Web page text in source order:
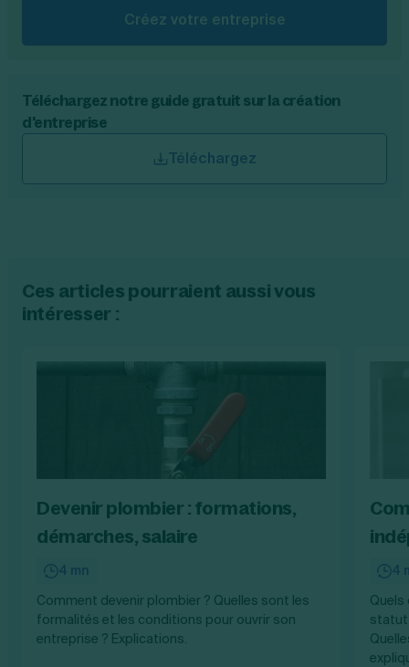
Créez votre entreprise
Téléchargez notre guide gratuit sur la création
d'entreprise
Téléchargez
Ces articles pourraient aussi vous
intéresser :
Devenir plombier : formations,
démarches, salaire
4 mn
Comment devenir plombier ? Quelles sont les
formalités et les conditions pour ouvrir son
entreprise ? Explications.
4
Quels
statut